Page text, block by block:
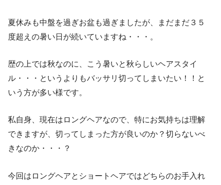
夏休みも中盤を過ぎお盆も過ぎましたが、まだまだ３５
度超えの暑い日が続いていますね・・・。
歴の上では秋なのに、こう暑いと秋らしいヘアスタイ
ル・・・というよりもバッサリ切ってしまいたい！！と
いう方が多い様です。
私自身、現在はロングヘアなので、特にお気持ちは理解
できますが、切ってしまった方が良いのか？切らないべ
きなのか・・・？
今回はロングヘアとショートヘアではどちらのお手入れ